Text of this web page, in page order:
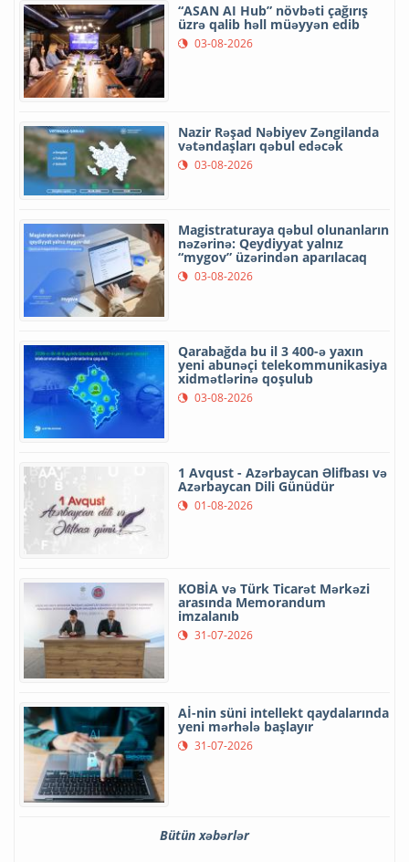
“ASAN AI Hub” növbəti çağırış
üzrə qalib həll müəyyən edib
03-08-2026
Nazir Rəşad Nəbiyev Zəngilanda
vətəndaşları qəbul edəcək
03-08-2026
Magistraturaya qəbul olunanların
nəzərinə: Qeydiyyat yalnız
“mygov” üzərindən aparılacaq
03-08-2026
Qarabağda bu il 3 400-ə yaxın
yeni abunəçi telekommunikasiya
xidmətlərinə qoşulub
03-08-2026
1 Avqust - Azərbaycan Əlifbası və
Azərbaycan Dili Günüdür
01-08-2026
KOBİA və Türk Ticarət Mərkəzi
arasında Memorandum
imzalanıb
31-07-2026
Aİ-nin süni intellekt qaydalarında
yeni mərhələ başlayır
31-07-2026
Bütün xəbərlər